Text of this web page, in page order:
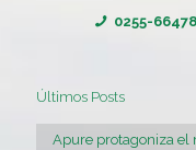
0255-
Últimos Posts
Apure protagoniza el